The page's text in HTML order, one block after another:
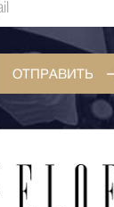
ОТПРАВИТЬ